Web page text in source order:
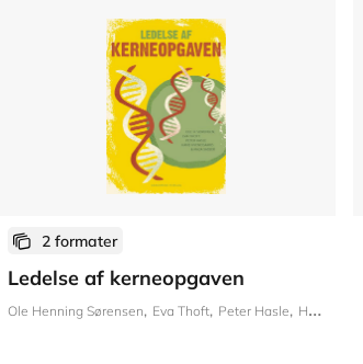
2 formater
Ledelse af kerneopgaven
Ole Henning Sørensen Eva Thoft Peter Hasle Hans Hvenegaard